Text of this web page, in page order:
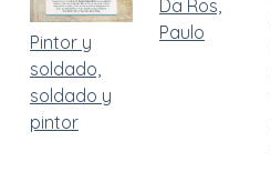
Pintor y
soldado,
soldado y
pintor
Da Ros,
Paulo